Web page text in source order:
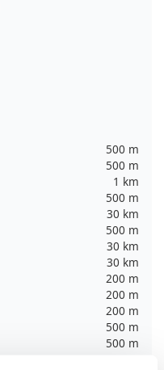
500 m
500 m
1 km
500 m
30 km
500 m
30 km
30 km
200 m
200 m
200 m
500 m
500 m